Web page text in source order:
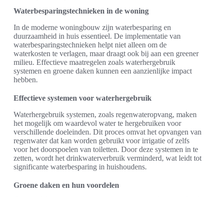
Waterbesparingstechnieken in de woning
In de moderne woningbouw zijn waterbesparing en
duurzaamheid in huis essentieel. De implementatie van
waterbesparingstechnieken helpt niet alleen om de
waterkosten te verlagen, maar draagt ook bij aan een greener
milieu. Effectieve maatregelen zoals waterhergebruik
systemen en groene daken kunnen een aanzienlijke impact
hebben.
Effectieve systemen voor waterhergebruik
Waterhergebruik systemen, zoals regenwateropvang, maken
het mogelijk om waardevol water te hergebruiken voor
verschillende doeleinden. Dit proces omvat het opvangen van
regenwater dat kan worden gebruikt voor irrigatie of zelfs
voor het doorspoelen van toiletten. Door deze systemen in te
zetten, wordt het drinkwaterverbruik verminderd, wat leidt tot
significante waterbesparing in huishoudens.
Groene daken en hun voordelen